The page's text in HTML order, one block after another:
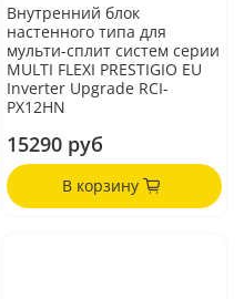
Внутренний блок
настенного типа для
мульти-сплит систем серии
MULTI FLEXI PRESTIGIO EU
Inverter Upgrade RCI-
PX12HN
15290 руб
В корзину